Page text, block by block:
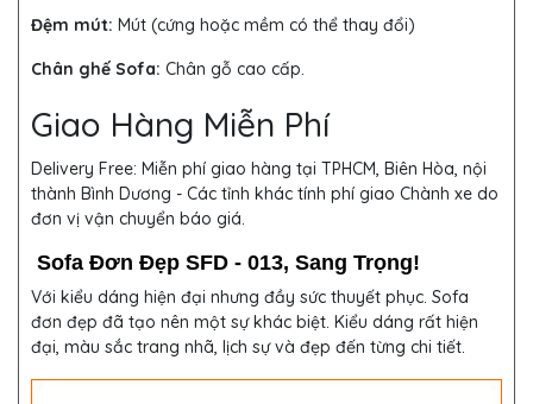
Đệm mút: Mút (cứng hoặc mềm có thể thay đổi)
Chân ghế Sofa: Chân gỗ cao cấp.
Giao Hàng Miễn Phí
Delivery Free: Miễn phí giao hàng tại TPHCM, Biên Hòa, nội
thành Bình Dương - Các tỉnh khác tính phí giao Chành xe do
đơn vị vận chuyển báo giá.
Sofa Đơn Đẹp SFD - 013, Sang Trọng!
Với kiểu dáng hiện đại nhưng đầy sức thuyết phục. Sofa
đơn đẹp đã tạo nên một sự khác biệt. Kiểu dáng rất hiện
đại, màu sắc trang nhã, lịch sự và đẹp đến từng chi tiết.